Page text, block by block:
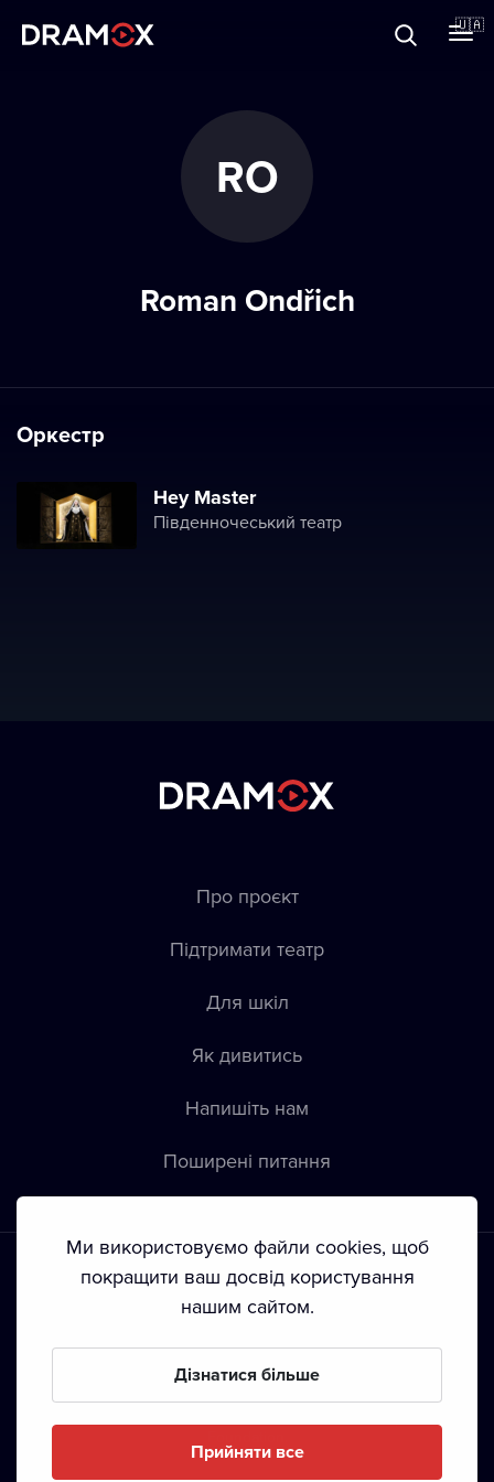
🇺🇦
Зареєструватися
RO
Roman Ondřich
Оркестр
Hey Master
Південночеський театр
Про проєкт
Підтримати театр
Для шкіл
Як дивитись
Напишіть нам
Пoширені питання
Положення й умови • Конфіденційність • Автoрські права
Ми використовуємо файли cookies, щоб
покращити ваш досвід користування
нашим сайтом.
Дізнатися більше
Прийняти все